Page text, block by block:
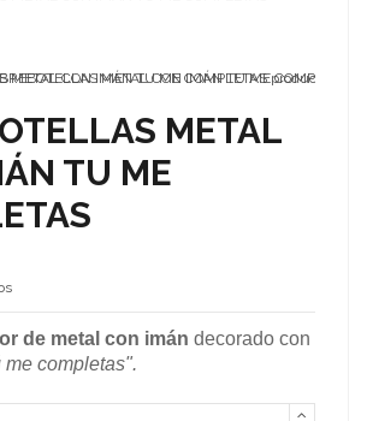
METAL
TU ME
de metal con imán decorado con
me completas".